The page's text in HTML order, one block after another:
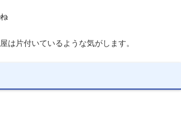
片付いているような気がします。